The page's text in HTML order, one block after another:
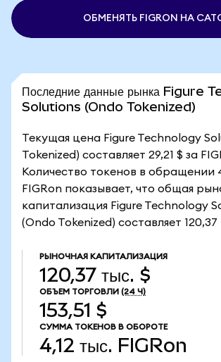
ОБМЕНЯТЬ FIGRON НА
Последние данные рынка Figure
Solutions (Ondo Tokenized)
Текущая цена Figure Technology
Tokenized) составляет 29,21 $ за
Количество токенов в обращении
FIGRon показывает, что общая
капитализация Figure Technology
(Ondo Tokenized) составляет 120,37
РЫНОЧНАЯ КАПИТАЛИЗАЦИЯ
120,37 тыс. $
ОБЪЕМ ТОРГОВЛИ (24 Ч)
153,51 $
СУММА ТОКЕНОВ В ОБОРОТЕ
4,12 тыс. FIGRon